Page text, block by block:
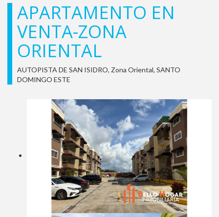
APARTAMENTO EN
VENTA-ZONA
ORIENTAL
AUTOPISTA DE SAN ISIDRO, Zona Oriental, SANTO
DOMINGO ESTE